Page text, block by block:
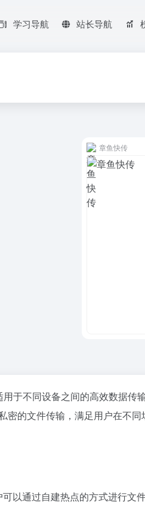
学习导航 站长导航
章鱼快传
于不同设备之间的高效数据传
的文件传输，满足用户在不
以通过自建热点的方式进行文